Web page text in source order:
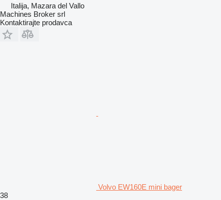
Italija, Mazara del Vallo
Machines Broker srl
Kontaktirajte prodavca
Volvo EW160E mini bager
38